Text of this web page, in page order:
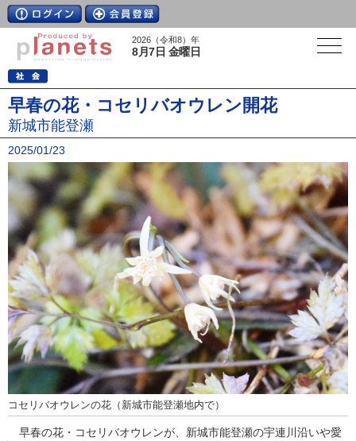
2026（令和8）年
8月7日 金曜日
早春の花・コセリバオウレン開花
新城市能登瀬
2025/01/23
コセリバオウレンの花（新城市能登瀬地内で）
早春の花・コセリバオウレンが、新城市能登瀬の宇連川沿いや愛